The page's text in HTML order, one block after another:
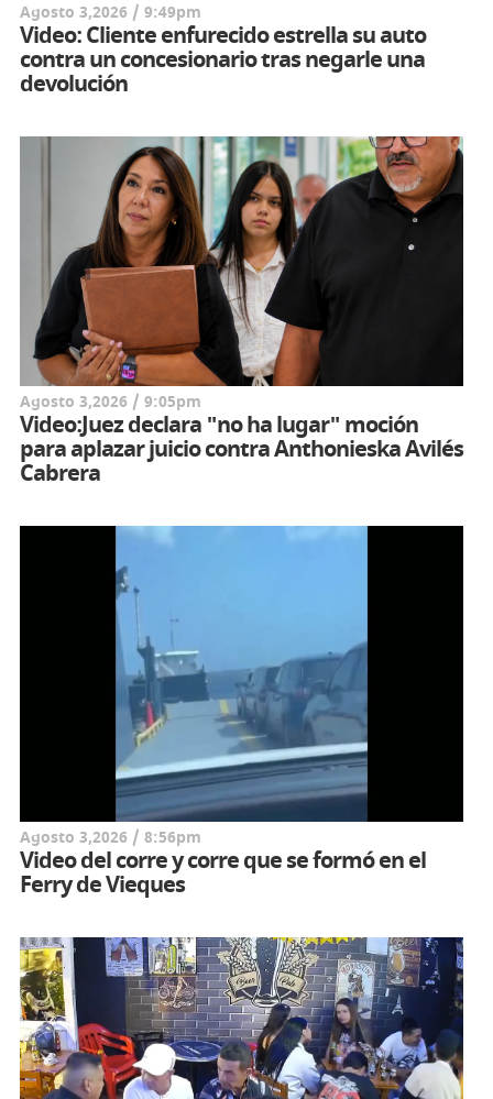
Agosto 3,2026 / 9:49pm
Video: Cliente enfurecido estrella su auto
contra un concesionario tras negarle una
devolución
Agosto 3,2026 / 9:05pm
Video:Juez declara "no ha lugar" moción
para aplazar juicio contra Anthonieska Avilés
Cabrera
Agosto 3,2026 / 8:56pm
Video del corre y corre que se formó en el
Ferry de Vieques